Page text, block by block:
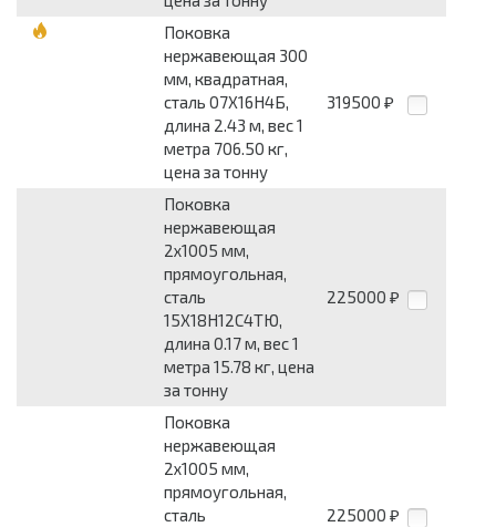
Поковка
нержавеющая 300
мм, квадратная,
сталь 07Х16Н4Б,
длина 2.43 м, вес 1
метра 706.50 кг,
цена за тонну
319500 ₽
Поковка
нержавеющая
2x1005 мм,
прямоугольная,
сталь
15Х18Н12С4ТЮ,
длина 0.17 м, вес 1
метра 15.78 кг, цена
за тонну
225000 ₽
Поковка
нержавеющая
2x1005 мм,
прямоугольная,
сталь
225000 ₽